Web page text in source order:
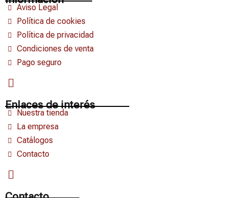
Aviso Legal
Política de cookies
Política de privacidad
Condiciones de venta
Pago seguro
Enlaces de interés
Nuestra tienda
La empresa
Catálogos
Contacto